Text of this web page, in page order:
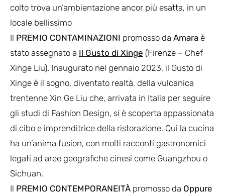
colto trova un’ambientazione ancor più esatta, in un
locale bellissimo
Il PREMIO CONTAMINAZIONI promosso da Amara è
stato assegnato a Il Gusto di Xinge (Firenze – Chef
Xinge Liu). Inaugurato nel gennaio 2023, il Gusto di
Xinge è il sogno, diventato realtà, della vulcanica
trentenne Xin Ge Liu che, arrivata in Italia per seguire
gli studi di Fashion Design, si è scoperta appassionata
di cibo e imprenditrice della ristorazione. Qui la cucina
ha un’anima fusion, con molti racconti gastronomici
legati ad aree geografiche cinesi come Guangzhou o
Sichuan.
Il PREMIO CONTEMPORANEITÀ promosso da Oppure